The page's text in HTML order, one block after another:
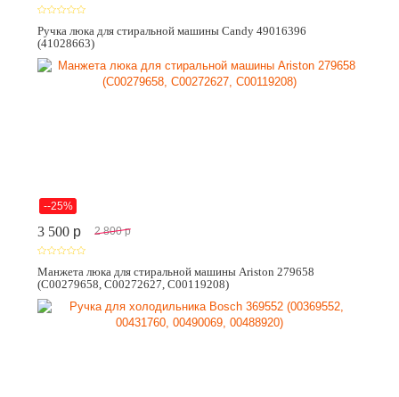
Ручка люка для стиральной машины Candy 49016396
(41028663)
--25%
3 500 p 2 800 p
Манжета люка для стиральной машины Ariston 279658
(C00279658, C00272627, C00119208)